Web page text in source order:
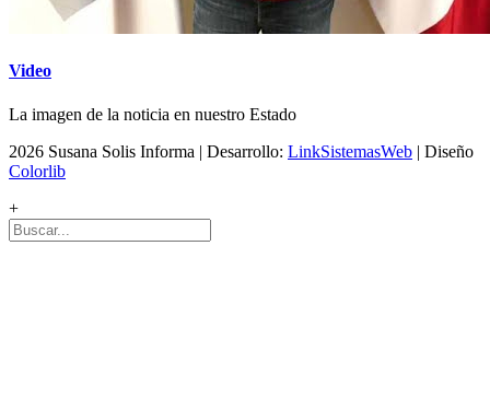
Video
La imagen de la noticia en nuestro Estado
2026 Susana Solis Informa | Desarrollo: LinkSistemasWeb | Diseño
Colorlib
+